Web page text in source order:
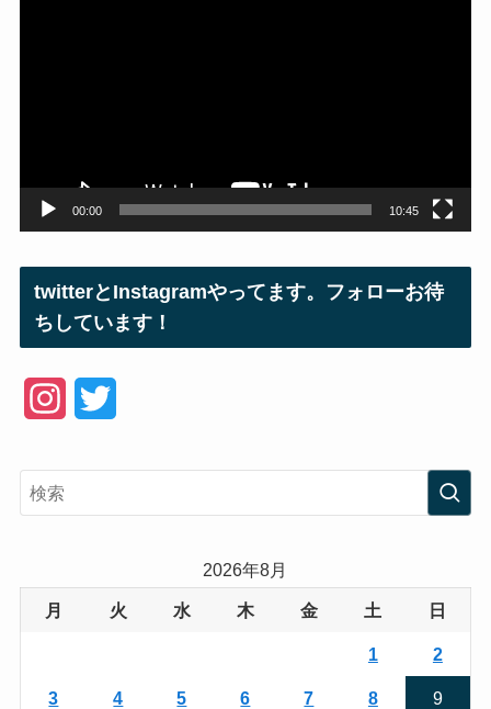
00:00 10:45
twitterとInstagramやってます。フォローお待
ちしています！
e
2026年8月
月 火 水 木 金 土 日
1 2
3 4 5 6 7 8 9